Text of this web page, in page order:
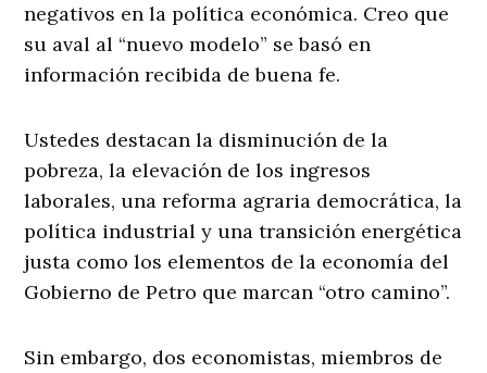
negativos en la política económica. Creo que
su aval al “nuevo modelo” se basó en
información recibida de buena fe.
Ustedes destacan la disminución de la
pobreza, la elevación de los ingresos
laborales, una reforma agraria democrática, la
política industrial y una transición energética
justa como los elementos de la economía del
Gobierno de Petro que marcan “otro camino”.
Sin embargo, dos economistas, miembros de